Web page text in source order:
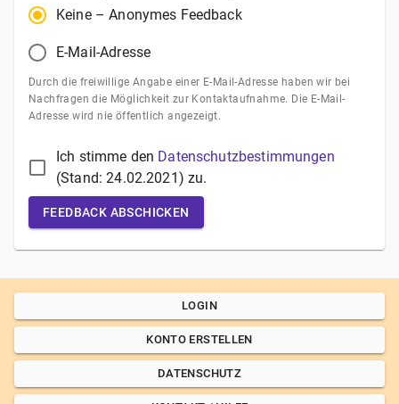
Keine – Anonymes Feedback
E-Mail-Adresse
Durch die freiwillige Angabe einer E-Mail-Adresse haben wir bei
Nachfragen die Möglichkeit zur Kontaktaufnahme. Die E-Mail-
Adresse wird nie öffentlich angezeigt.
Ich stimme den Datenschutzbestimmungen
(Stand:24.02.2021) zu.
FEEDBACK ABSCHICKEN
LOGIN
KONTO ERSTELLEN
DATENSCHUTZ